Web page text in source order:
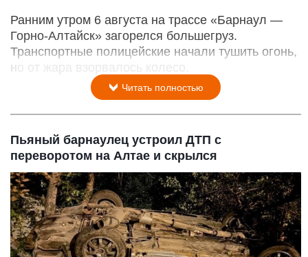
Ранним утром 6 августа на трассе «Барнаул —
Горно-Алтайск» загорелся большегруз.
Транспортные полицейские начали тушить огонь,
но от жара взорвалось колесо.
Читать полностью
Пьяный барнаулец устроил ДТП с
переворотом на Алтае и скрылся